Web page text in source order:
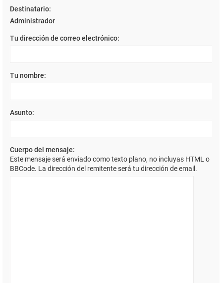
Destinatario:
Administrador
Tu dirección de correo electrónico:
Tu nombre:
Asunto:
Cuerpo del mensaje:
Este mensaje será enviado como texto plano, no incluyas HTML o
BBCode. La dirección del remitente será tu dirección de email.